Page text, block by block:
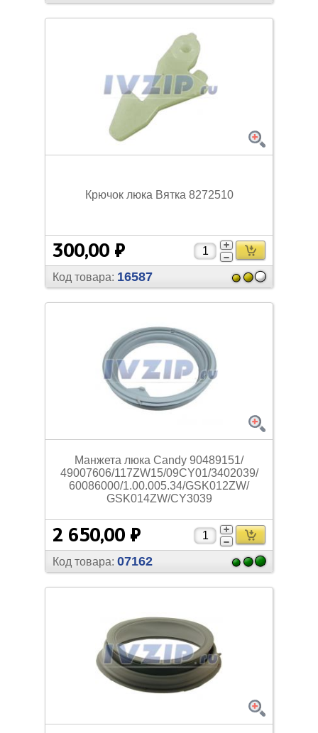
Крючок люка Вятка 8272510
300,00 ₽
Код товара: 16587
Манжета люка Candy 90489151/
49007606/117ZW15/09CY01/3402039/
60086000/1.00.005.34/GSK012ZW/
GSK014ZW/CY3039
2 650,00 ₽
Код товара: 07162